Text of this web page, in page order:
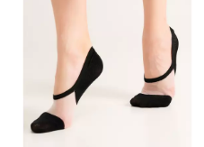
179 грн.